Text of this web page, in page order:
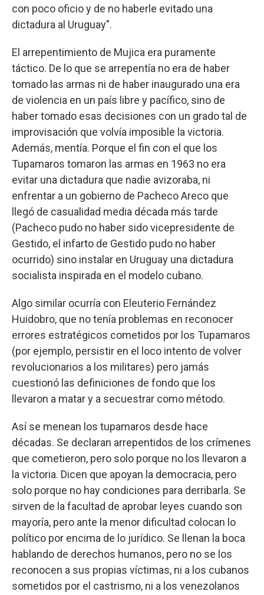
con poco oficio y de no haberle evitado una
dictadura al Uruguay".
El arrepentimiento de Mujica era puramente
táctico. De lo que se arrepentía no era de haber
tomado las armas ni de haber inaugurado una era
de violencia en un país libre y pacífico, sino de
haber tomado esas decisiones con un grado tal de
improvisación que volvía imposible la victoria.
Además, mentía. Porque el fin con el que los
Tupamaros tomaron las armas en 1963 no era
evitar una dictadura que nadie avizoraba, ni
enfrentar a un gobierno de Pacheco Areco que
llegó de casualidad media década más tarde
(Pacheco pudo no haber sido vicepresidente de
Gestido, el infarto de Gestido pudo no haber
ocurrido) sino instalar en Uruguay una dictadura
socialista inspirada en el modelo cubano.
Algo similar ocurría con Eleuterio Fernández
Huidobro, que no tenía problemas en reconocer
errores estratégicos cometidos por los Tupamaros
(por ejemplo, persistir en el loco intento de volver
revolucionarios a los militares) pero jamás
cuestionó las definiciones de fondo que los
llevaron a matar y a secuestrar como método.
Así se menean los tupamaros desde hace
décadas. Se declaran arrepentidos de los crímenes
que cometieron, pero solo porque no los llevaron a
la victoria. Dicen que apoyan la democracia, pero
solo porque no hay condiciones para derribarla. Se
sirven de la facultad de aprobar leyes cuando son
mayoría, pero ante la menor dificultad colocan lo
político por encima de lo jurídico. Se llenan la boca
hablando de derechos humanos, pero no se los
reconocen a sus propias víctimas, ni a los cubanos
sometidos por el castrismo, ni a los venezolanos